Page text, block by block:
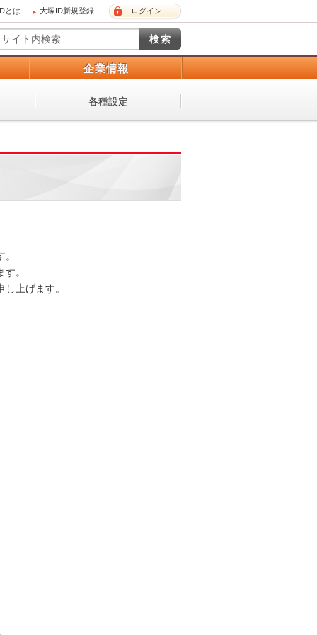
とは 大塚ID新規登録 ログイン
企業情報
各種設定
。
上げます。